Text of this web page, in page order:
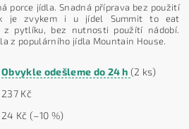
porce jídla. Snadná příprava bez použití
je zvykem i u jídel Summit to eat
z pytlíku, bez nutnosti použítí nádobí.
z populárního jídla Mountain House.
Obvykle odešleme do 24 h(2 ks)
237 Kč
24 Kč(–10 %)